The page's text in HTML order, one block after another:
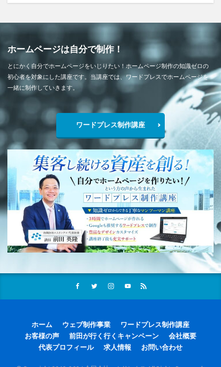
ホームページは自分で制作！
とにかく自分でホームページをいじりたい！ホームページ制作の知識ゼロの
初心者を対象にした講座です。当講座では、ワードプレスでホームページを
一緒に制作していきます。
ワードプレス制作講座
ホーム ウェブ制作事業
ワードプレス制作講座
お客様の声
前田が行く行くキャンペーン
会社概要
代表プロフィール
求人情報 お問い合わせ